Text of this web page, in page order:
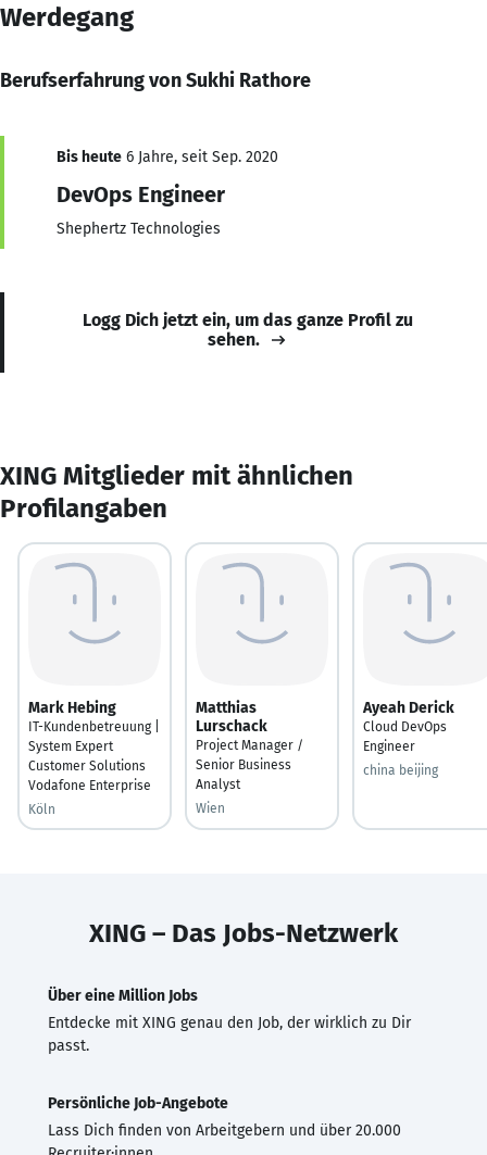
Werdegang
Berufserfahrung von Sukhi Rathore
Bis heute 6 Jahre, seit Sep. 2020
DevOps Engineer
Shephertz Technologies
Logg Dich jetzt ein, um das ganze Profil zu
sehen.
XING Mitglieder mit ähnlichen
Profilangaben
Mark Hebing
IT-Kundenbetreuung |
System Expert
Customer Solutions
Vodafone Enterprise
Köln
Matthias
Lurschack
Project Manager /
Senior Business
Analyst
Wien
Ayeah Derick
Cloud DevOps
Engineer
china beijing
XING – Das Jobs-Netzwerk
Über eine Million Jobs
Entdecke mit XING genau den Job, der wirklich zu Dir
passt.
Persönliche Job-Angebote
Lass Dich finden von Arbeitgebern und über 20.000